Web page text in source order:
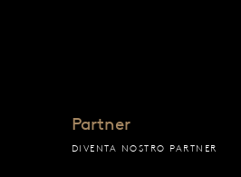
Partner
DIVENTA NOSTRO PARTNER